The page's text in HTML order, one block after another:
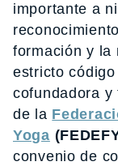
importante a
formación y la
estricto
cofundadora
de la
Yoga
convenio de